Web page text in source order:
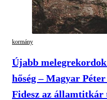
kormány
Újabb
hőség – Magyar
Fidesz az államtitkár